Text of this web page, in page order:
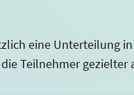
eine Unterteilung
Teilnehmer gezielter